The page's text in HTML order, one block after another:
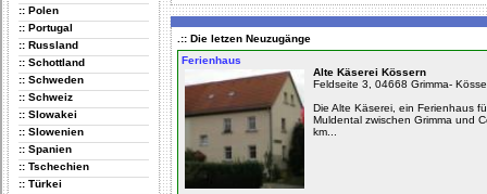
:: Polen
:: Portugal
:: Russland
:: Schottland
:: Schweden
:: Schweiz
:: Slowakei
:: Slowenien
:: Spanien
:: Tschechien
:: Türkei
.:: Die letzen Neuzugänge
Ferienhaus
Alte Käserei Kössern
Feldseite 3, 04668 Grimma-
Die Alte Käserei, ein Ferienhaus
Muldental zwischen Grimma und
km...